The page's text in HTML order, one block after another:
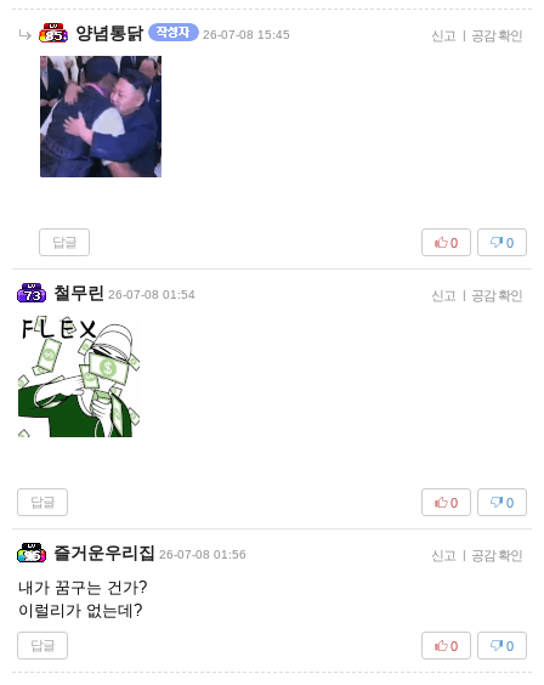
양념통닭 26-07-08 15:45 신고 | 공감 확인
답글 0
0
철무린 26-07-08 01:54 신고 | 공감 확인
답글 0
0
즐거운우리집 26-07-08 01:56 신고 | 공감 확인
내가 꿈구는 건가?
이럴리가 없는데?
답글 0
0